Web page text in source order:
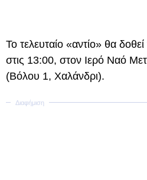
Το τελευταίο «αντίο» θα
στις 13:00, στον Ιερό Ναό
(Βόλου 1, Χαλάνδρι).